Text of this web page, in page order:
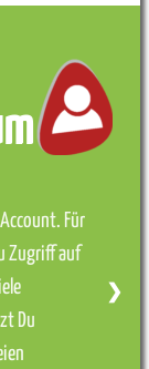
Für
Zugriff auf
Du
❯